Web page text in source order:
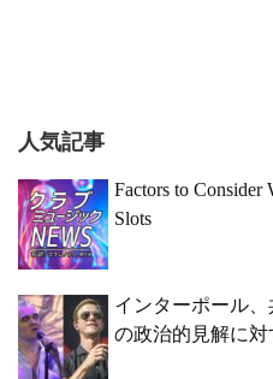
人気記事
Factors to Consider
Slots
インターポール
の政治的見解に